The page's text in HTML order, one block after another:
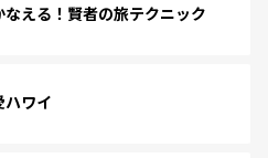
える！賢者の旅テクニック
ワイ